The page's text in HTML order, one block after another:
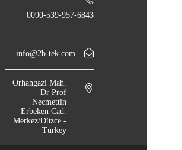
0090-539-957-6843
info@2b-tek.com
Orhangazi Mah.
Dr Prof
Necmettin
Erbeken Cad.
Merkez/Düzce -
Turkey